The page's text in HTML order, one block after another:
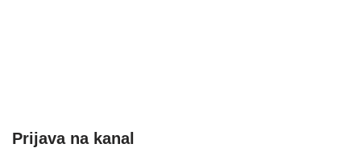
Prijava na kanal